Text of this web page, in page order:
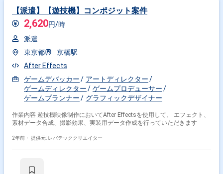
【派遣】【遊技機】コンポジット案件
2,620円/時
派遣
東京都
京橋駅
After Effects
ゲームデバッカー
アートディレクター
ゲームディレクター
ゲームプロデューサー
ゲームプランナー
グラフィックデザイナー
作業内容 遊技機映像制作においてAfter Effectsを使用して、 エフェクト、
素材データ合成、撮影効果、実装用データ作成を行っていただきます
2年前・ 提供元: レバテッククリエイター